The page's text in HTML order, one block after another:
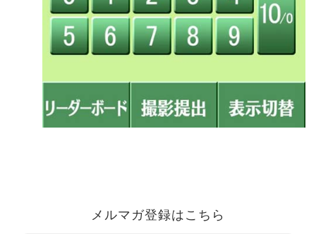
メルマガ登録はこちら